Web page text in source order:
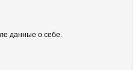
данные о себе.